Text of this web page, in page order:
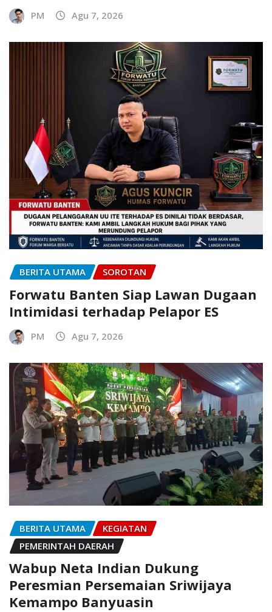
PM Agu 7, 2026
BERITA UTAMA SOROTAN
Forwatu Banten Siap Lawan Dugaan
Intimidasi terhadap Pelapor ES
PM Agu 7, 2026
BERITA UTAMA
KEGIATAN
PEMERINTAH DAERAH
Wabup Neta Indian Dukung
Peresmian Persemaian Sriwijaya
Kemampo Banyuasin